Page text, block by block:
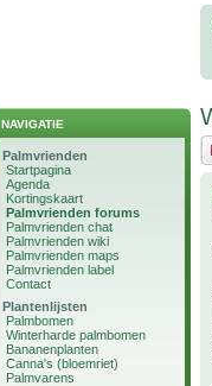
NAVIGATIE
Palmvrienden
Startpagina
Agenda
Kortingskaart
Palmvrienden forums
Palmvrienden chat
Palmvrienden wiki
Palmvrienden maps
Palmvrienden label
Contact
Plantenlijsten
Palmbomen
Winterharde palmbomen
Bananenplanten
Canna's (bloemriet)
Palmvarens